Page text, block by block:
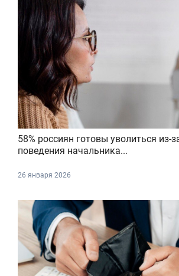
58% россиян готовы уволиться из-
поведения начальника...
26 января 2026